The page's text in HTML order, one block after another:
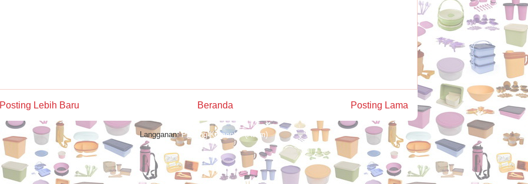
Posting Lebih Baru Posting Lama
Beranda
Langganan:Posting Komentar (Atom)